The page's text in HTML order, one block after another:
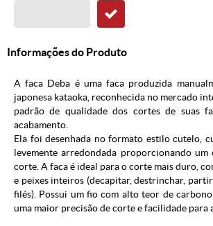
Informações do Produto
A faca Deba é uma faca produzida
japonesa kataoka, reconhecida no mercado
padrão de qualidade dos cortes de suas
acabamento.
Ela foi desenhada no formato estilo cutelo,
levemente arredondada proporcionando
corte. A faca é ideal para o corte mais duro,
e peixes inteiros (decapitar, destrinchar,
filés). Possui um fio com alto teor de
uma maior precisão de corte e facilidade para